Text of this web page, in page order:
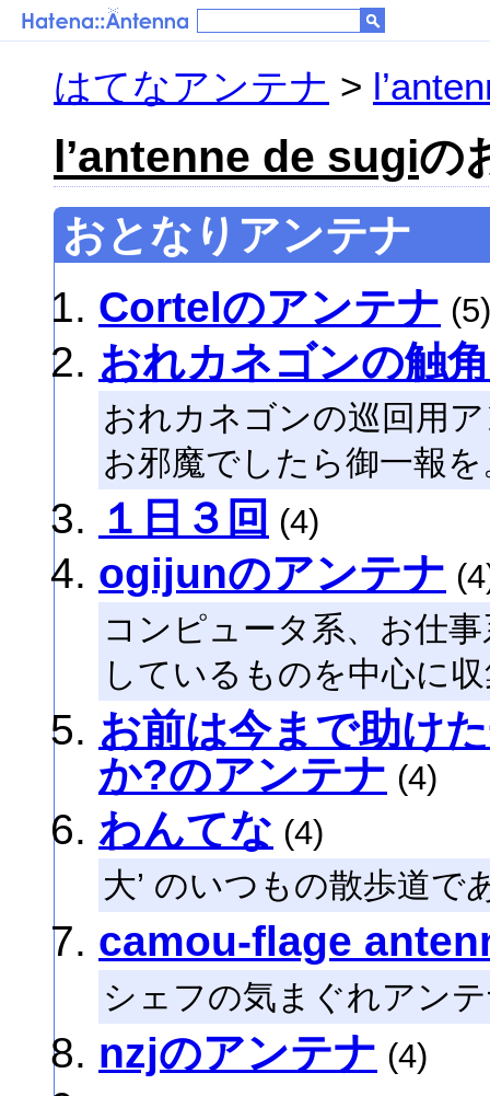
はてなアンテナ >
l’antenne de sugiの
おとなりアンテナ
Cortelのアンテナ (5)
おれカネゴンの触角
おれカネゴンの巡回用
お邪魔でしたら御一報を
１日３回 (4)
ogijunのアンテナ
コンピュータ系、お仕
しているものを中心に
お前は今まで助け
か?のアンテナ (4)
わんてな (4)
大’ のいつもの散歩道で
camou-flage
シェフの気まぐれアン
nzjのアンテナ (4)